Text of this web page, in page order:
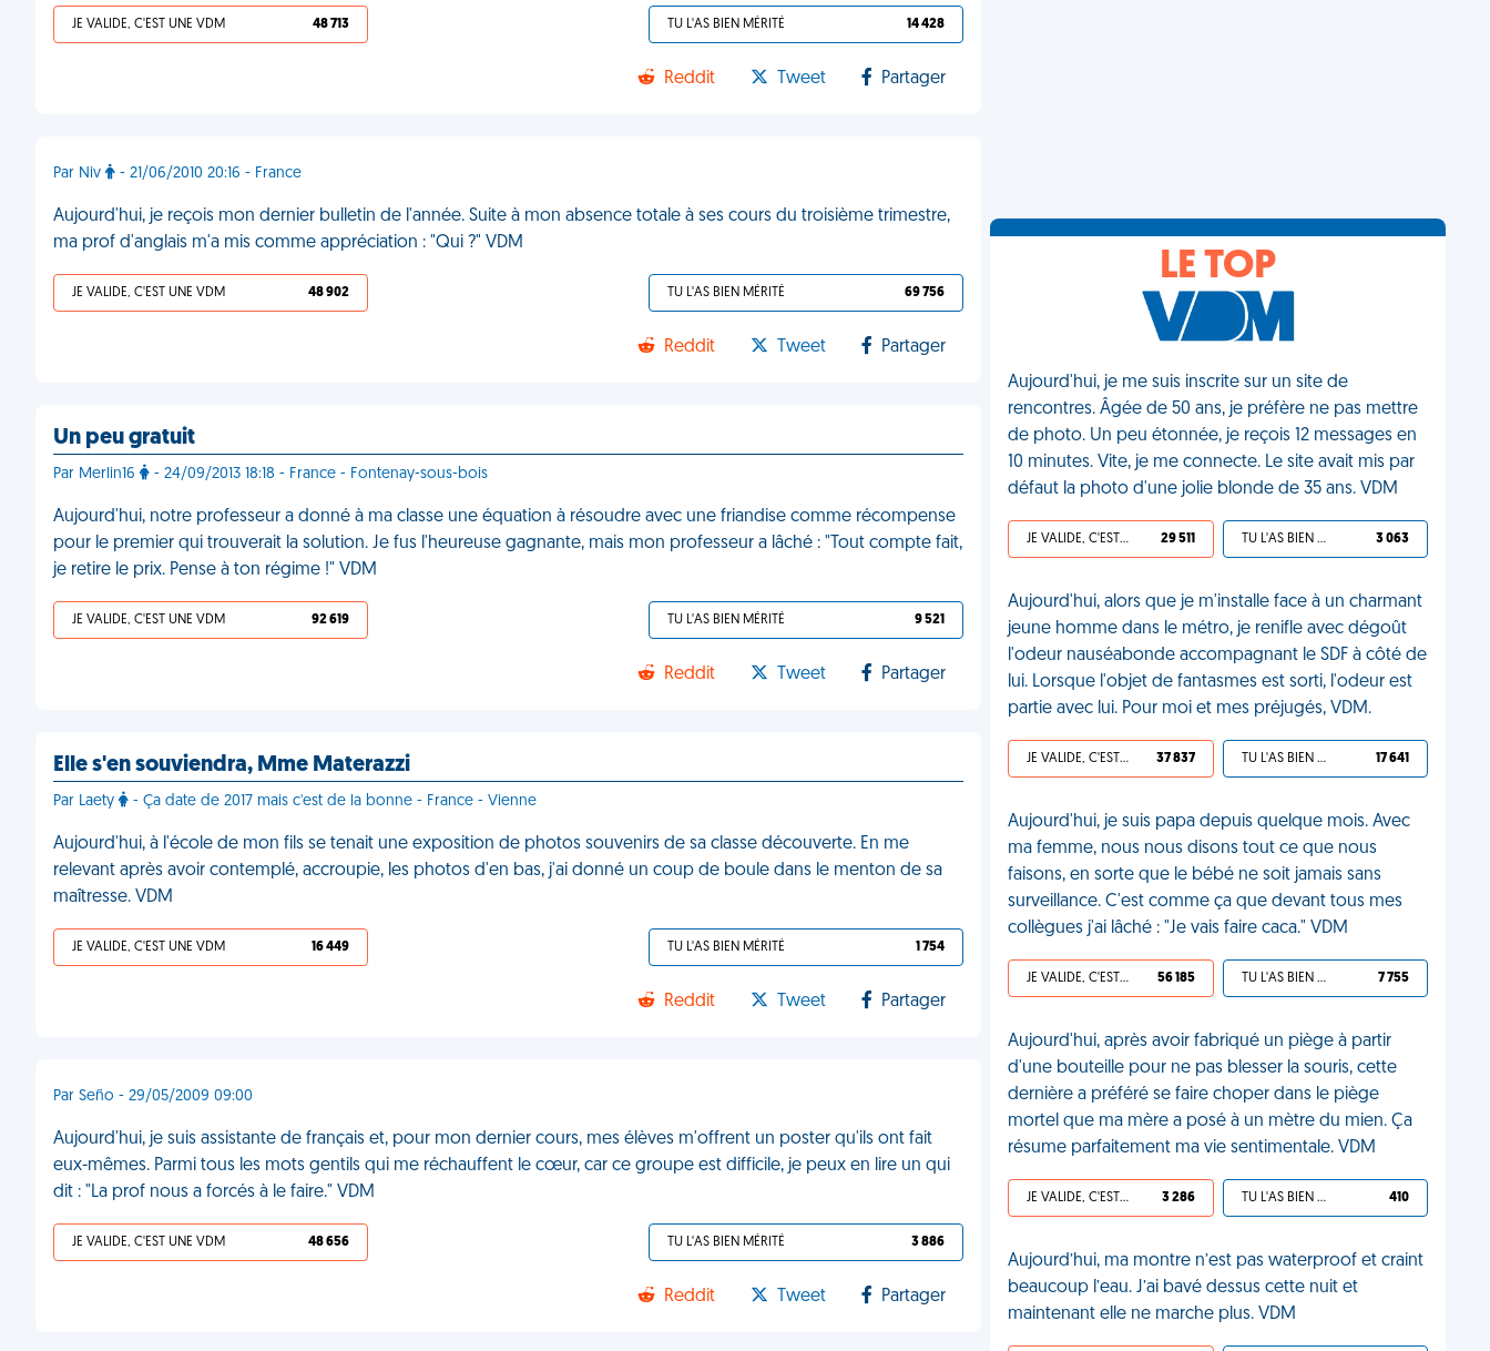
JE VALIDE, C'EST UNE VDM 48 713 TU L'AS BIEN MÉRITÉ 14 428
Reddit Tweet Partager
Par Niv - 21/06/2010 20:16 - France
Aujourd'hui, je reçois mon dernier bulletin de l'année. Suite à mon absence totale à ses cours du troisième trimestre,
ma prof d'anglais m'a mis comme appréciation : "Qui ?" VDM
JE VALIDE, C'EST UNE VDM 48 902 TU L'AS BIEN MÉRITÉ 69 756
Reddit Tweet Partager
Un peu gratuit
Par Merlin16 - 24/09/2013 18:18 - France - Fontenay-sous-bois
Aujourd'hui, notre professeur a donné à ma classe une équation à résoudre avec une friandise comme récompense
pour le premier qui trouverait la solution. Je fus l'heureuse gagnante, mais mon professeur a lâché : "Tout compte fait,
je retire le prix. Pense à ton régime !" VDM
JE VALIDE, C'EST UNE VDM 92 619 TU L'AS BIEN MÉRITÉ 9 521
Reddit Tweet Partager
Elle s'en souviendra, Mme Materazzi
Par Laety - Ça date de 2017 mais c'est de la bonne - France - Vienne
Aujourd'hui, à l'école de mon fils se tenait une exposition de photos souvenirs de sa classe découverte. En me
relevant après avoir contemplé, accroupie, les photos d'en bas, j'ai donné un coup de boule dans le menton de sa
maîtresse. VDM
JE VALIDE, C'EST UNE VDM 16 449 TU L'AS BIEN MÉRITÉ 1 754
Reddit Tweet Partager
Par Seño - 29/05/2009 09:00
Aujourd'hui, je suis assistante de français et, pour mon dernier cours, mes élèves m'offrent un poster qu'ils ont fait
eux-mêmes. Parmi tous les mots gentils qui me réchauffent le cœur, car ce groupe est difficile, je peux en lire un qui
dit : "La prof nous a forcés à le faire." VDM
JE VALIDE, C'EST UNE VDM 48 656 TU L'AS BIEN MÉRITÉ 3 886
Reddit Tweet Partager
LE TOP
Aujourd'hui, je me suis inscrite sur un site de
rencontres. Âgée de 50 ans, je préfère ne pas mettre
de photo. Un peu étonnée, je reçois 12 messages en
10 minutes. Vite, je me connecte. Le site avait mis par
défaut la photo d'une jolie blonde de 35 ans. VDM
JE VALIDE, C'EST UNE VDM 29 511 TU L'AS BIEN MÉRITÉ 3 063
Aujourd'hui, alors que je m'installe face à un charmant
jeune homme dans le métro, je renifle avec dégoût
l'odeur nauséabonde accompagnant le SDF à côté de
lui. Lorsque l'objet de fantasmes est sorti, l'odeur est
partie avec lui. Pour moi et mes préjugés, VDM.
JE VALIDE, C'EST UNE VDM 37 837 TU L'AS BIEN MÉRITÉ 17 641
Aujourd'hui, je suis papa depuis quelque mois. Avec
ma femme, nous nous disons tout ce que nous
faisons, en sorte que le bébé ne soit jamais sans
surveillance. C'est comme ça que devant tous mes
collègues j'ai lâché : "Je vais faire caca." VDM
JE VALIDE, C'EST UNE VDM 56 185 TU L'AS BIEN MÉRITÉ 7 755
Aujourd'hui, après avoir fabriqué un piège à partir
d'une bouteille pour ne pas blesser la souris, cette
dernière a préféré se faire choper dans le piège
mortel que ma mère a posé à un mètre du mien. Ça
résume parfaitement ma vie sentimentale. VDM
JE VALIDE, C'EST UNE VDM 3 286 TU L'AS BIEN MÉRITÉ 410
Aujourd’hui, ma montre n’est pas waterproof et craint
beaucoup l’eau. J’ai bavé dessus cette nuit et
maintenant elle ne marche plus. VDM